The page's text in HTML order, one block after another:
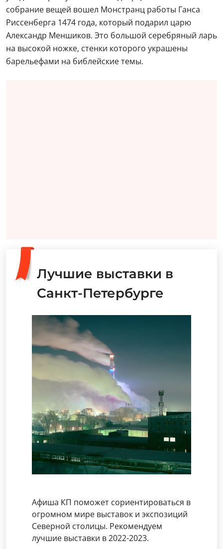
собрание вещей вошел Монстранц работы Ганса
Риссенберга 1474 года, который подарил царю
Александр Меншиков. Это большой серебряный ларь
на высокой ножке, стенки которого украшены
барельефами на библейские темы.
Лучшие выставки в
Санкт-Петербурге
Афиша КП поможет сориентироваться в
огромном мире выставок и экспозиций
Северной столицы. Рекомендуем
лучшие выставки в 2022-2023.